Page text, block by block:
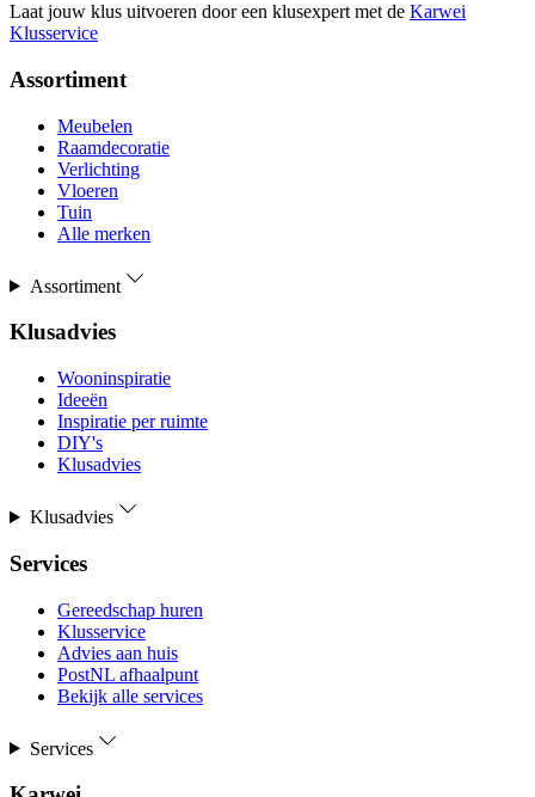
Laat jouw klus uitvoeren door een klusexpert met de Karwei
Klusservice
Assortiment
Meubelen
Raamdecoratie
Verlichting
Vloeren
Tuin
Alle merken
Assortiment
Klusadvies
Wooninspiratie
Ideeën
Inspiratie per ruimte
DIY's
Klusadvies
Klusadvies
Services
Gereedschap huren
Klusservice
Advies aan huis
PostNL afhaalpunt
Bekijk alle services
Services